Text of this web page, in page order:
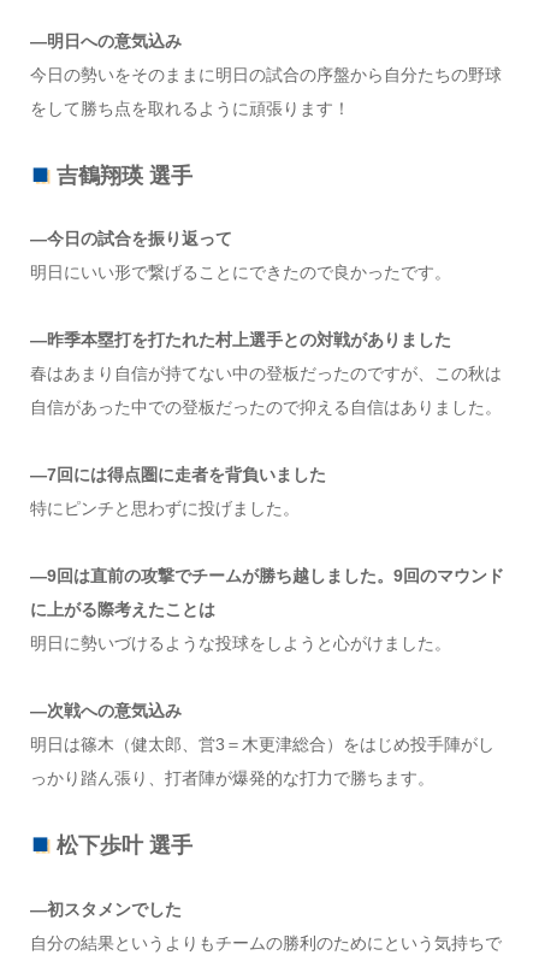
―明日への意気込み
今日の勢いをそのままに明日の試合の序盤から自分たちの野球
をして勝ち点を取れるように頑張ります！
吉鶴翔瑛 選手
―今日の試合を振り返って
明日にいい形で繋げることにできたので良かったです。
―昨季本塁打を打たれた村上選手との対戦がありました
春はあまり自信が持てない中の登板だったのですが、この秋は
自信があった中での登板だったので抑える自信はありました。
―7回には得点圏に走者を背負いました
特にピンチと思わずに投げました。
―9回は直前の攻撃でチームが勝ち越しました。9回のマウンド
に上がる際考えたことは
明日に勢いづけるような投球をしようと心がけました。
―次戦への意気込み
明日は篠木（健太郎、営3＝木更津総合）をはじめ投手陣がし
っかり踏ん張り、打者陣が爆発的な打力で勝ちます。
松下歩叶 選手
―初スタメンでした
自分の結果というよりもチームの勝利のためにという気持ちで